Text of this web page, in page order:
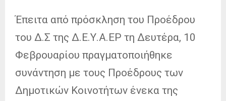
Έπειτα από πρόσκληση του Προέδρου
του Δ.Σ της Δ.Ε.Υ.Α.ΕΡ τη Δευτέρα, 10
Φεβρουαρίου πραγματοποιήθηκε
συνάντηση με τους Προέδρους των
Δημοτικών Κοινοτήτων ένεκα της